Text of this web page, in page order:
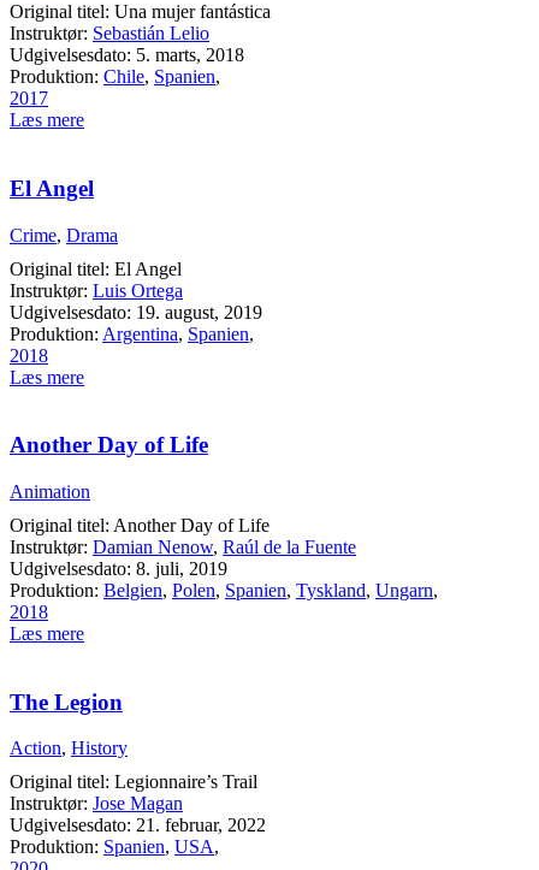
Original titel: Una mujer fantástica
Instruktør: Sebastián Lelio
Udgivelsesdato: 5. marts, 2018
Produktion: Chile, Spanien,
2017
Læs mere
El Angel
Crime, Drama
Original titel: El Angel
Instruktør: Luis Ortega
Udgivelsesdato: 19. august, 2019
Produktion: Argentina, Spanien,
2018
Læs mere
Another Day of Life
Animation
Original titel: Another Day of Life
Instruktør: Damian Nenow, Raúl de la Fuente
Udgivelsesdato: 8. juli, 2019
Produktion: Belgien, Polen, Spanien, Tyskland, Ungarn,
2018
Læs mere
The Legion
Action, History
Original titel: Legionnaire’s Trail
Instruktør: Jose Magan
Udgivelsesdato: 21. februar, 2022
Produktion: Spanien, USA,